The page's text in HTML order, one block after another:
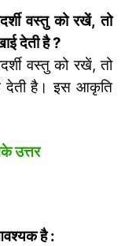
वस्तु को रखें,तो
देती है?
वस्तु को रखें, तो
देती है। इस आकृति
उत्तर
है :